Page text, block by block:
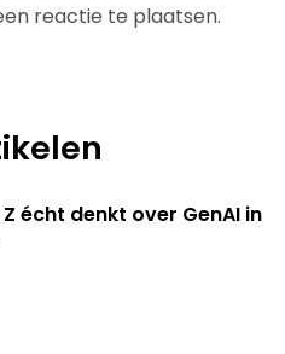
reactie te plaatsen.
écht denkt over GenAI in